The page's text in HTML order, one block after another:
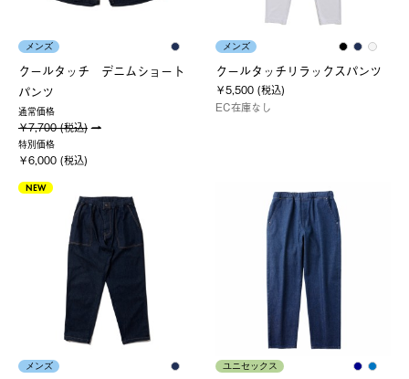
メンズ
クールタッチ デニムショート
パンツ
通常価格
￥7,700 (税込)
特別価格
￥6,000 (税込)
メンズ
クールタッチリラックスパンツ
￥5,500 (税込)
EC在庫なし
NEW
メンズ ユニセックス